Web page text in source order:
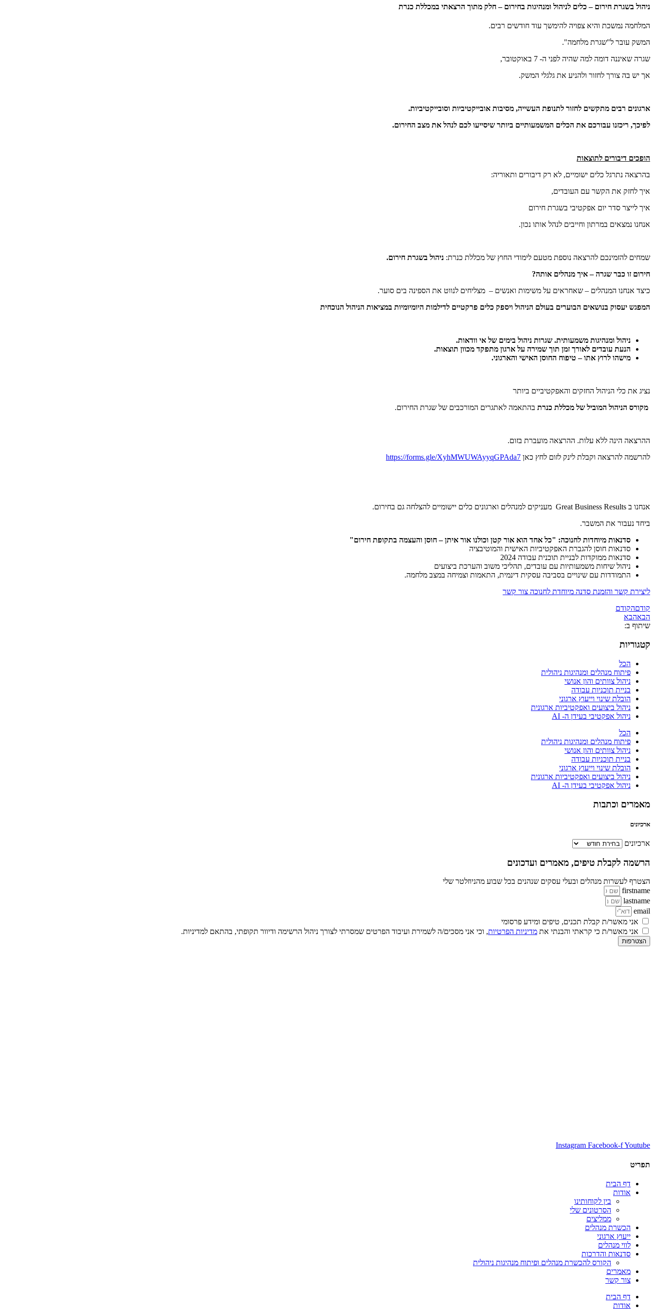
ניהול בשגרת חירום – כלים לניהול ומנהיגות בחירום – חלק מתוך הרצאתי במכללת כנרת
המלחמה נמשכת והיא צפויה להימשך עוד חודשים רבים.
המשק עובר ל"שגרת מלחמה".
שגרה שאיננה דומה למה שהיה לפני ה- 7 באוקטובר,
אך יש בה צורך לחזור ולהניע את גלגלי המשק.
ארגונים רבים מתקשים לחזור לתנופת העשייה, מסיבות אובייקטיביות וסובייקטיביות.
לפיכך, ריכזנו עבורכם את הכלים המשמעותיים ביותר שיסייעו לכם לנהל את מצב החירום.
הופכים דיבורים לתוצאות
בהרצאה נתרגל כלים ישומיים, לא רק דיבורים ותאוריה:
איך לחזק את הקשר עם העובדים,
איך לייצר סדר יום אפקטיבי בשגרת חירום
אנחנו נמצאים במרתון וחייבים לנהל אותו נכון.
שמחים להזמינכם להרצאה נוספת מטעם לימודי החוץ של מכללת כנרת: ניהול בשגרת חירום.
חירום זו כבר שגרה – איך מנהלים אותה?
כיצד אנחנו המנהלים – שאחראים על משימות ואנשים – מצליחים לנווט את הספינה בים סוער.
המפגש יעסוק בנושאים הבוערים בעולם הניהול ויספק כלים פרקטיים לדילמות היומיומיות במציאות הניהול הנוכחית
ניהול ומנהיגות משמעותית. שגרות ניהול בימים של אי וודאות.
הנעת עובדים לאורך זמן תוך שמירה על ארגון מתפקד מכוון תוצאות.
מישהו לרוץ אתו – טיפוח החוסן האישי והארגוני.
נציג את כלי הניהול החזקים והאפקטיביים ביותר
מקורס הניהול המוביל של מכללת כנרת בהתאמה לאתגרים המורכבים של שגרת החירום.
ההרצאה הינה ללא עלות. ההרצאה מועברת בזום.
להרשמה להרצאה וקבלת לינק לזום לחץ כאן https://forms.gle/XyhMWUWAyyqGPAda7
אנחנו ב Great Business Results מעניקים למנהלים וארגונים כלים יישומיים להצלחה גם בחירום.
ביחד נעבור את המשבר.
סדנאות מיוחדות לחנוכה: "כל אחד הוא אור קטן וכולנו אור איתן – חוסן והעצמה בתקופת חירום"
סדנאות חוסן להגברת האפקטיביות האישית והמוטיבציה
סדנאות ממוקדות לבניית תוכנית עבודה 2024
ניהול שיחות משמעותיות עם עובדים, תהליכי משוב והערכת ביצועים
התמודדות עם שינויים בסביבה עסקית דינמית, התאמות וצמיחה במצב מלחמה.
ליצירת קשר והזמנת סדנה מיוחדת לחנוכה צור קשר
קודםהקודם
הבאהבא
שיתוף ב:
קטגוריות
הכל
פיתוח מנהלים ומנהיגות ניהולית
ניהול צוותים והון אנושי
בניית תוכניות עבודה
הובלת שינוי וייעוץ ארגוני
ניהול ביצועים ואפקטיביות ארגונית
ניהול אפקטיבי בעידן ה- AI
הכל
פיתוח מנהלים ומנהיגות ניהולית
ניהול צוותים והון אנושי
בניית תוכניות עבודה
הובלת שינוי וייעוץ ארגוני
ניהול ביצועים ואפקטיביות ארגונית
ניהול אפקטיבי בעידן ה- AI
מאמרים וכתבות
ארכיונים
ארכיונים
הרשמה לקבלת טיפים, מאמרים ועדכונים
הצטרף לעשרות מנהלים ובעלי עסקים שנהנים בכל שבוע מהניוזלטר שלי
firstname
lastname
email
אני מאשר/ת קבלת תכנים, טיפים ומידע פרסומי
אני מאשר/ת כי קראתי והבנתי את מדיניות הפרטיות, וכי אני מסכים/ה לשמירת ועיבוד הפרטים שמסרתי לצורך ניהול הרשימה ודיוור תקופתי, בהתאם למדיניות.
הצטרפות
Instagram Facebook-fYoutube
תפריט
דף הבית
אודות
בין לקוחותינו
הסרטונים שלי
ממליצים
הכשרת מנהלים
ייעוץ ארגוני
לווי מנהלים
סדנאות והדרכות
הקורס להכשרת מנהלים ופיתוח מנהיגות ניהולית
מאמרים
צור קשר
דף הבית
אודות